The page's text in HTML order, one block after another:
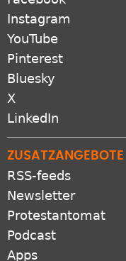
Instagram
YouTube
Pinterest
Bluesky
X
LinkedIn
ZUSATZANGEBOTE
RSS-feeds
Newsletter
Protestantomat
Podcast
Apps